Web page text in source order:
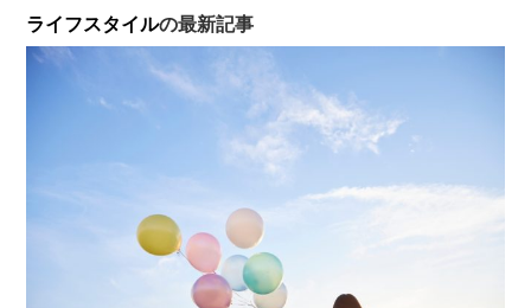
ライフスタイルの最新記事